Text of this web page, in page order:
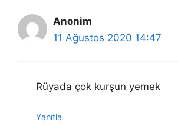
Anonim
11 Ağustos 2020 14:47
Rüyada çok kurşun yemek
Yanıtla